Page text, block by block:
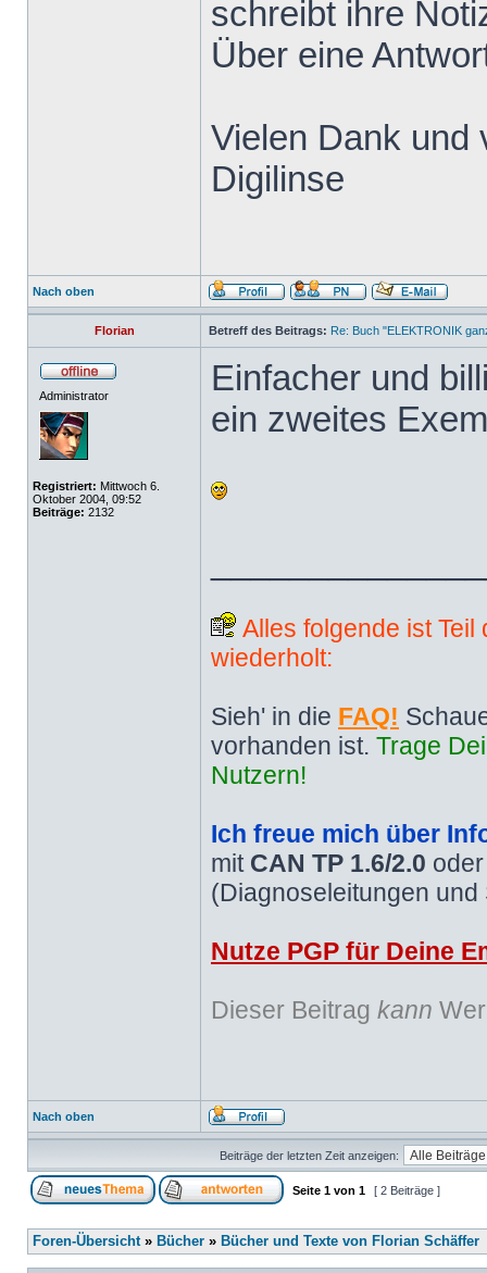
schreibt ihre
Über eine
Vielen Dank und
Digilinse
Nach oben
Florian Betreff des Beitrags: Re: Buch "ELEKTRONIK
Administrator
Registriert: Mittwoch 6.
Oktober 2004, 09:52
Beiträge: 2132
Einfacher und
ein zweites
Alles folgende ist
wiederholt:
Sieh' in die FAQ!
vorhanden ist. Trage
Nutzern!
Ich freue mich über
mit CAN TP 1.6/2.0
(Diagnoseleitungen
Nutze PGP für Deine
Dieser Beitrag kann
Nach oben
Beiträge der letzten Zeit anzeigen:
Seite 1 von 1 [ 2 Beiträge ]
Foren-Übersicht» Bücher » Bücher und Texte von Florian Schäffer